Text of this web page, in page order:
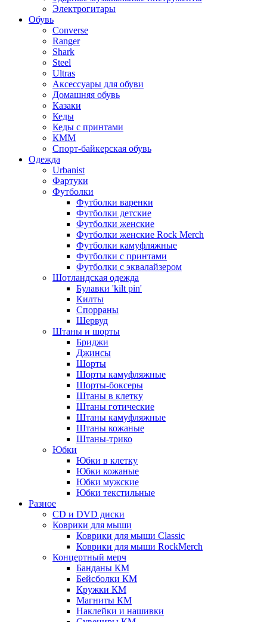
Электрогитары
Обувь
Converse
Ranger
Shark
Steel
Ultras
Аксессуары для обуви
Домашняя обувь
Казаки
Кеды
Кеды с принтами
КММ
Спорт-байкерская обувь
Одежда
Urbanist
Фартуки
Футболки
Футболки варенки
Футболки детские
Футболки женские
Футболки женские Rock Merch
Футболки камуфляжные
Футболки с принтами
Футболки с эквалайзером
Шотландская одежда
Булавки 'kilt pin'
Килты
Спорраны
Шервуд
Штаны и шорты
Бриджи
Джинсы
Шорты
Шорты камуфляжные
Шорты-боксеры
Штаны в клетку
Штаны готические
Штаны камуфляжные
Штаны кожаные
Штаны-трико
Юбки
Юбки в клетку
Юбки кожаные
Юбки мужские
Юбки текстильные
Разное
CD и DVD диски
Коврики для мыши
Коврики для мыши Classic
Коврики для мыши RockMerch
Концертный мерч
Банданы КМ
Бейсболки КМ
Кружки КМ
Магниты КМ
Наклейки и нашивки